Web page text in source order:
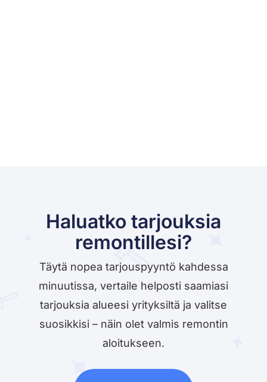
Haluatko tarjouksia
remontillesi?
Täytä nopea tarjouspyyntö kahdessa
minuutissa, vertaile helposti saamiasi
tarjouksia alueesi yrityksiltä ja valitse
suosikkisi – näin olet valmis remontin
aloitukseen.